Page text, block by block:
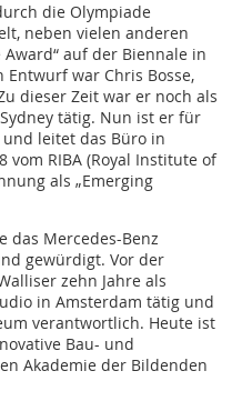
die Olympiade
neben vielen anderen
Award“ auf der Biennale in
war Chris Bosse,
dieser Zeit war er noch als
tätig. Nun ist er für
und leitet das Büro in
vom RIBA (Royal Institute of
als „Emerging
das Mercedes-Benz
gewürdigt. Vor der
zehn Jahre als
in Amsterdam tätig und
verantwortlich. Heute ist
Bau- und
Akademie der Bildenden